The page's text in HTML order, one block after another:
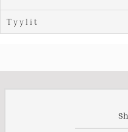
Tyylit